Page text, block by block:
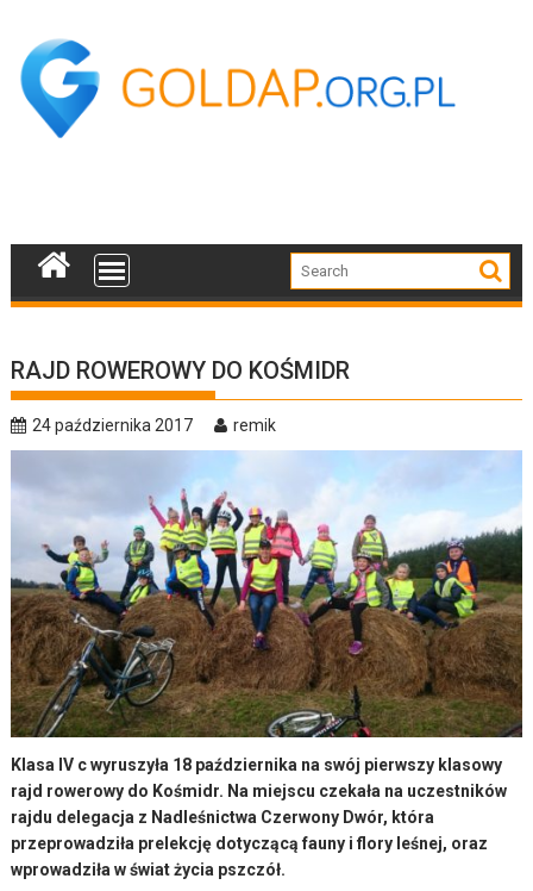
content
RAJD ROWEROWY DO KOŚMIDR
24 października 2017 remik
Klasa IV c wyruszyła 18 października na swój pierwszy klasowy
rajd rowerowy do Kośmidr. Na miejscu czekała na uczestników
rajdu delegacja z Nadleśnictwa Czerwony Dwór, która
przeprowadziła prelekcję dotyczącą fauny i flory leśnej, oraz
wprowadziła w świat życia pszczół.